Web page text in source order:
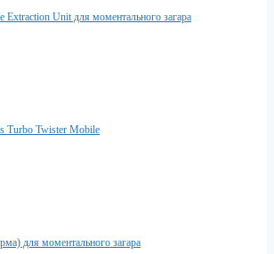
Extraction Unit для моментального загара
Turbo Twister Mobile
для моментального загара